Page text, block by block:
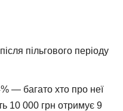
пільгового періоду
— багато хто про неї
10 000 грн отримує 9